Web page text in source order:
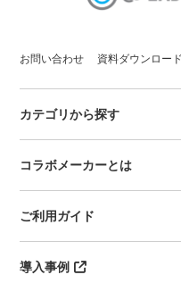
お問い合わせ 資料ダウンロード
カテゴリから探す
コラボメーカーとは
ご利用ガイド
導入事例